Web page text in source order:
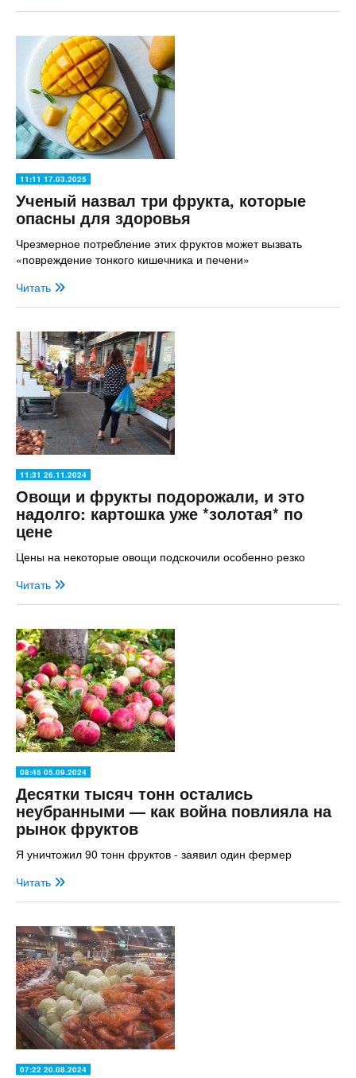
11:11 17.03.2025
Ученый назвал три фрукта, которые
опасны для здоровья
Чрезмерное потребление этих фруктов может вызвать
«повреждение тонкого кишечника и печени»
Читать
11:31 26.11.2024
Овощи и фрукты подорожали, и это
надолго: картошка уже *золотая* по
цене
Цены на некоторые овощи подскочили особенно резко
Читать
08:45 05.09.2024
Десятки тысяч тонн остались
неубранными — как война повлияла на
рынок фруктов
Я уничтожил 90 тонн фруктов - заявил один фермер
Читать
07:22 20.08.2024